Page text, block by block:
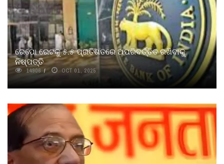
ରେପୋ ରେଟକୁ ୫.୫ ପ୍ରତିଶତରେ ଅପରିବର୍ତ୍ତିତ ରଖିବାକୁ
ନିଷ୍ପତ୍ତି
14906 OCT 01, 2025